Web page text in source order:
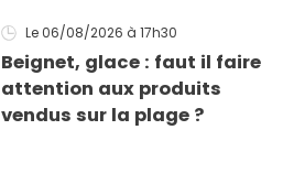
Le 06/08/2026 à 17h30
Beignet, glace : faut il faire
attention aux produits
vendus sur la plage ?